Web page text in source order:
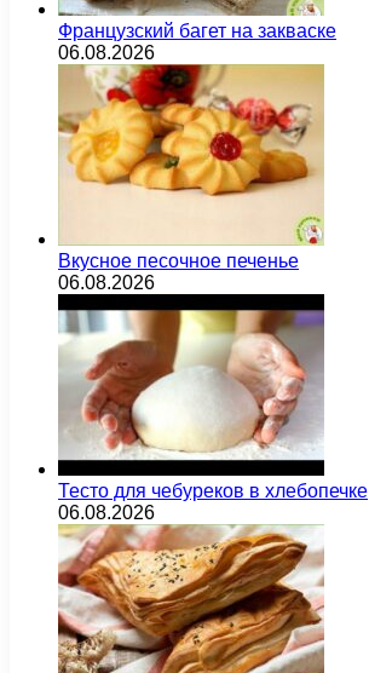
Французский багет на закваске
06.08.2026
Вкусное песочное печенье
06.08.2026
Тесто для чебуреков в хлебопечке
06.08.2026